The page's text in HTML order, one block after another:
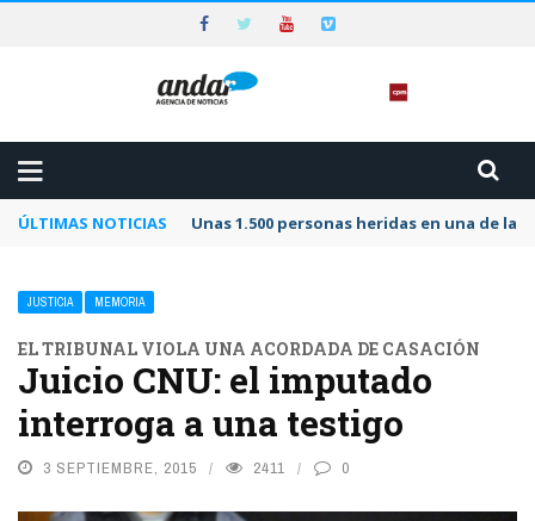
ÚLTIMAS NOTICIAS Unas 1.500 personas heridas en una de
JUSTICIA MEMORIA
EL TRIBUNAL VIOLA UNA ACORDADA DE CASACIÓN
Juicio CNU: el imputado
interroga a una testigo
3 SEPTIEMBRE, 2015 2411 0